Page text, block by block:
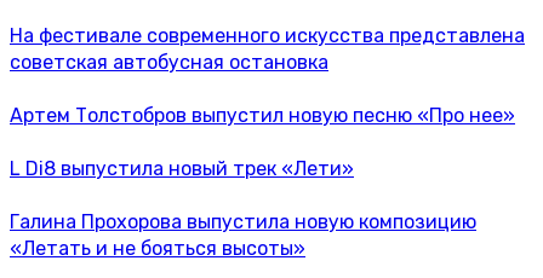
На фестивале современного искусства представлена
советская автобусная остановка
Артем Толстобров выпустил новую песню «Про нее»
L Di8 выпустила новый трек «Лети»
Галина Прохорова выпустила новую композицию
«Летать и не бояться высоты»